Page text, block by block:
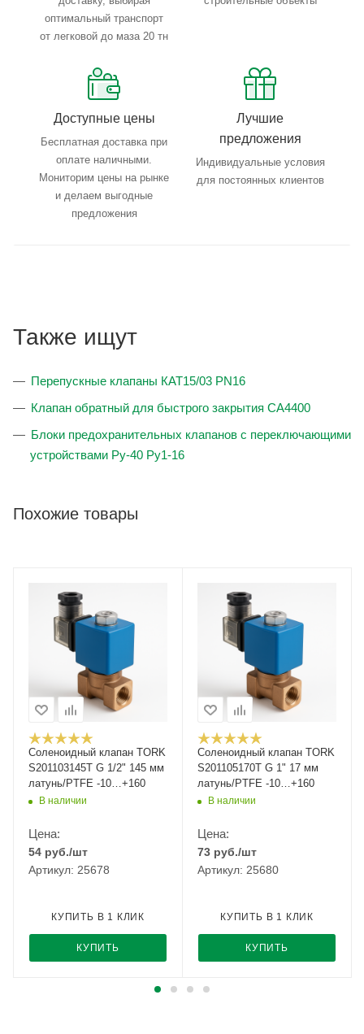
оптимальный транспорт
от легковой до маза 20 тн
Доступные цены
Бесплатная доставка при
оплате наличными.
Мониторим цены на рынке
и делаем выгодные
предложения
Лучшие
предложения
Индивидуальные условия
для постоянных клиентов
Также ищут
Перепускные клапаны КАТ15/03 PN16
Клапан обратный для быстрого закрытия CA4400
Блоки предохранительных клапанов с переключающими
устройствами Ру-40 Ру1-16
Похожие товары
Соленоидный клапан TORK
S201103145T G 1/2" 145 мм
латунь/PTFE -10…+160
В наличии
Цена:
54 руб./шт
Артикул: 25678
КУПИТЬ
КУПИТЬ В 1 КЛИК
Соленоидный клапан TORK
S201105170T G 1" 17 мм
латунь/PTFE -10…+160
В наличии
Цена:
73 руб./шт
Артикул: 25680
КУПИТЬ
КУПИТЬ В 1 КЛИК